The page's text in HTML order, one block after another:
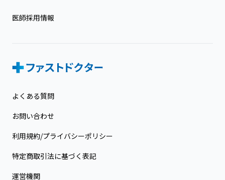
医師採用情報
よくある質問
お問い合わせ
利用規約/プライバシーポリシー
特定商取引法に基づく表記
運営機関